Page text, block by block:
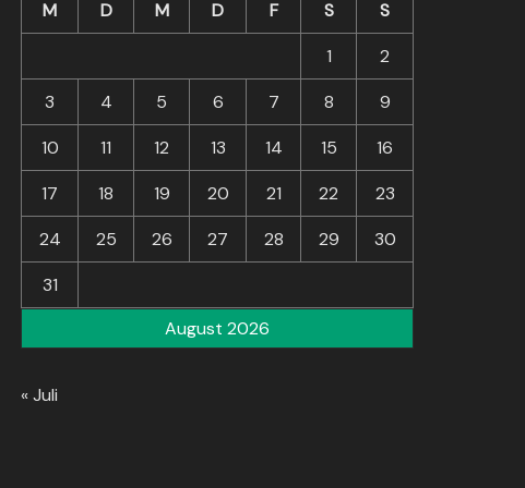
August 2026
M D M D F S
S
1
2
3
4 5 6 7 8
9
10
11 12 13 14 15
16
17
18 19 20 21 22
23
24
25 26 27 28 29
30
31
« Juli